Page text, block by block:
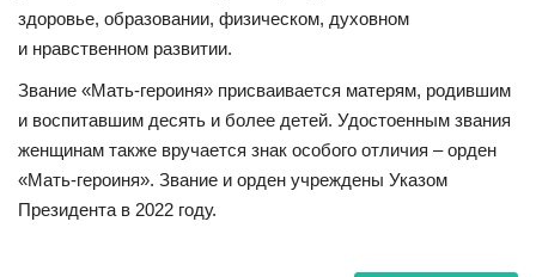
здоровье, образовании, физическом, духовном
и нравственном развитии.
Звание «Мать-героиня» присваивается матерям, родившим
и воспитавшим десять и более детей. Удостоенным звания
женщинам также вручается знак особого отличия – орден
«Мать-героиня». Звание и орден учреждены Указом
Президента в 2022 году.